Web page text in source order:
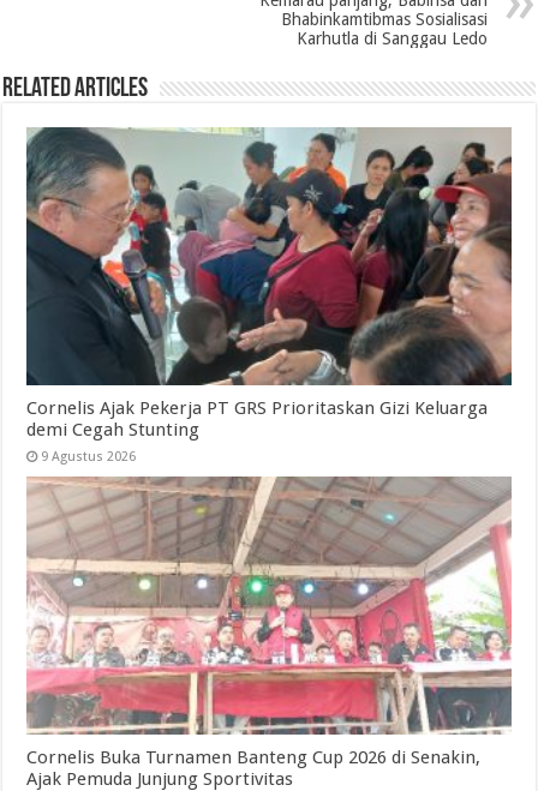
Bhabinkamtibmas Sosialisasi
Karhutla di Sanggau Ledo
Related Articles
Cornelis Ajak Pekerja PT GRS Prioritaskan Gizi Keluarga
demi Cegah Stunting
9 Agustus 2026
Cornelis Buka Turnamen Banteng Cup 2026 di Senakin,
Ajak Pemuda Junjung Sportivitas